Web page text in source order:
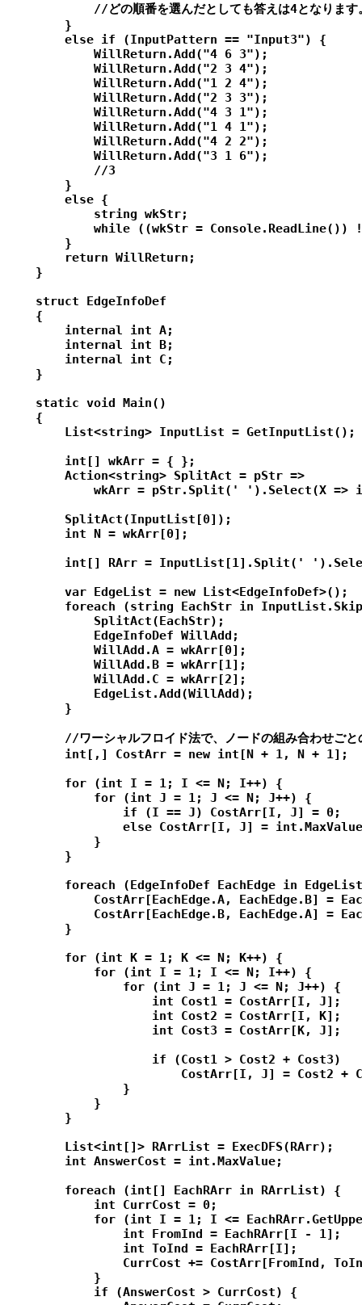
//どの順番を選んだとしても答えは4となります
        }
        else if (InputPattern == "Input3") {
            WillReturn.Add("4 6 3");
            WillReturn.Add("2 3 4");
            WillReturn.Add("1 2 4");
            WillReturn.Add("2 3 3");
            WillReturn.Add("4 3 1");
            WillReturn.Add("1 4 1");
            WillReturn.Add("4 2 2");
            WillReturn.Add("3 1 6");
            //3
        }
        else {
            string wkStr;
while ((wkStr = Console.ReadLine())
        }
        return WillReturn;
    }
    struct EdgeInfoDef
    {
        internal int A;
        internal int B;
        internal int C;
    }
    static void Main()
    {
        List<string> InputList = GetInputList();
        int[] wkArr = { };
        Action<string> SplitAct = pStr =>
wkArr = pStr.Split(' ').Select(X =>
        SplitAct(InputList[0]);
        int N = wkArr[0];
int[] RArr = InputList[1].Split('
        var EdgeList = new List<EdgeInfoDef>();
foreach (string EachStr in
            SplitAct(EachStr);
            EdgeInfoDef WillAdd;
            WillAdd.A = wkArr[0];
            WillAdd.B = wkArr[1];
            WillAdd.C = wkArr[2];
            EdgeList.Add(WillAdd);
        }
//ワーシャルフロイド法で、ノードの組み合わせごと
        int[,] CostArr = new int[N + 1, N + 1];
        for (int I = 1; I <= N; I++) {
            for (int J = 1; J <= N; J++) {
                if (I == J) CostArr[I, J] = 0;
else CostArr[I, J] =
            }
        }
foreach (EdgeInfoDef EachEdge in
CostArr[EachEdge.A, EachEdge.B] =
CostArr[EachEdge.B, EachEdge.A] =
        }
        for (int K = 1; K <= N; K++) {
            for (int I = 1; I <= N; I++) {
                for (int J = 1; J <= N; J++) {
                    int Cost1 = CostArr[I, J];
                    int Cost2 = CostArr[I, K];
                    int Cost3 = CostArr[K, J];
                    if (Cost1 > Cost2 + Cost3)
CostArr[I, J] = Cost2 +
                }
            }
        }
        List<int[]> RArrList = ExecDFS(RArr);
        int AnswerCost = int.MaxValue;
        foreach (int[] EachRArr in RArrList) {
            int CurrCost = 0;
for (int I = 1; I <=
                int FromInd = EachRArr[I - 1];
                int ToInd = EachRArr[I];
CurrCost += CostArr[FromInd,
            }
            if (AnswerCost > CurrCost) {